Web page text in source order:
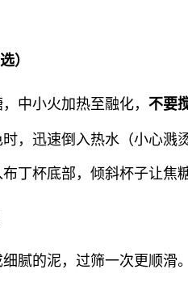
）
中小火加热至融化， 不要
，迅速倒入热水（小心溅
丁杯底部，倾斜杯子让焦
腻的泥，过筛一次更顺滑。